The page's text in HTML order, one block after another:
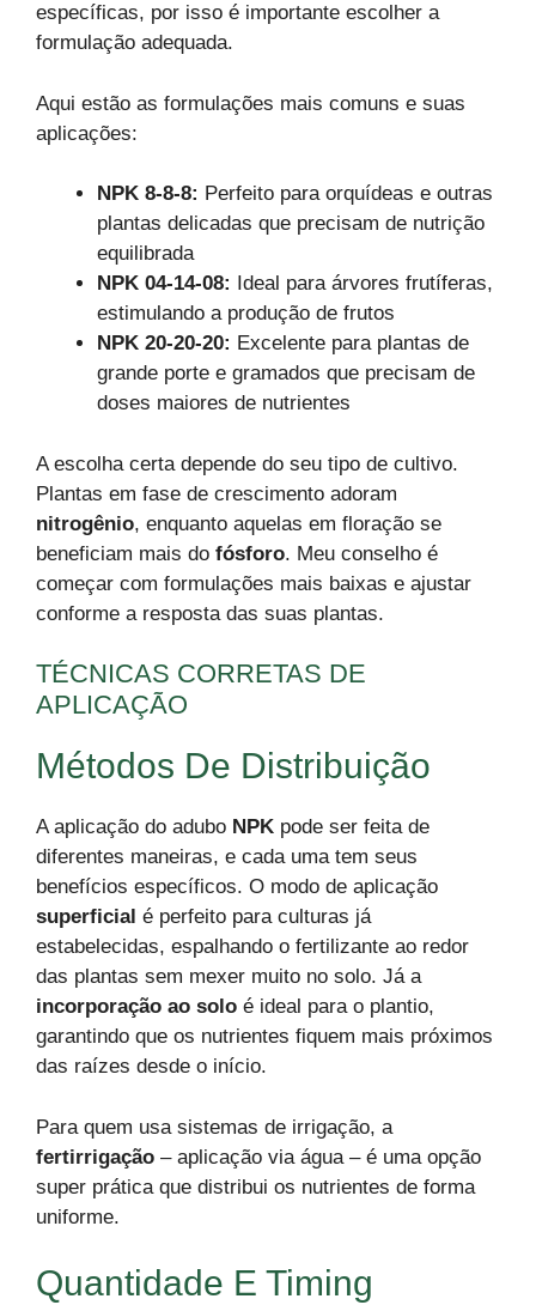
específicas, por isso é importante escolher a
formulação adequada.
Aqui estão as formulações mais comuns e suas
aplicações:
NPK 8-8-8: Perfeito para orquídeas e outras
plantas delicadas que precisam de nutrição
equilibrada
NPK 04-14-08:
Ideal para árvores frutíferas,
estimulando a produção de frutos
NPK 20-20-20: Excelente para plantas de
grande porte e gramados que precisam de
doses maiores de nutrientes
A escolha certa depende do seu tipo de cultivo.
Plantas em fase de crescimento adoram
nitrogênio, enquanto aquelas em floração se
beneficiam mais do fósforo. Meu conselho é
começar com formulações mais baixas e ajustar
conforme a resposta das suas plantas.
TÉCNICAS CORRETAS DE
APLICAÇÃO
Métodos De Distribuição
A aplicação do adubo NPK pode ser feita de
diferentes maneiras, e cada uma tem seus
benefícios específicos. O modo de aplicação
superficial é perfeito para culturas já
estabelecidas, espalhando o fertilizante ao redor
das plantas sem mexer muito no solo. Já a
incorporação ao solo é ideal para o plantio,
garantindo que os nutrientes fiquem mais próximos
das raízes desde o início.
Para quem usa sistemas de irrigação, a
fertirrigação – aplicação via água – é uma opção
super prática que distribui os nutrientes de forma
uniforme.
Quantidade E Timing